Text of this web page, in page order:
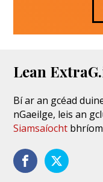
Lean
Bí ar an gcéad
nGaeilge, leis an
Siamsaíocht